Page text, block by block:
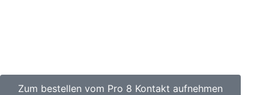
Zum bestellen vom Pro 8 Kontakt aufnehmen